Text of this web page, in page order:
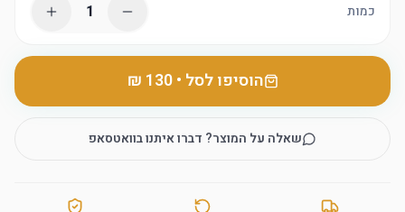
כמות 1
הוסיפו לסל •
‏130 ₪
שאלה על המוצר? דברו איתנו בוואטסאפ